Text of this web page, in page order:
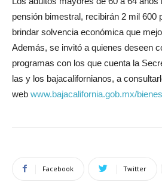
pensión bimestral, recibirán 2 mil 600
brindar solvencia económica que
Además, se invitó a quienes deseen
programas con los que cuenta la
las y los bajacalifornianos, a
web www.bajacalifornia.gob.mx/
Facebook Twitter